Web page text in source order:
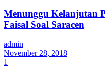
Menunggu Kelanjutan
Faisal Soal Saracen
admin
November 28, 2018
1